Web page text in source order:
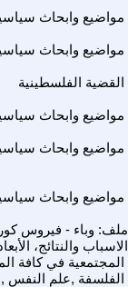
مواضيع وابحاث
مواضيع وابحاث
القضية الفلسطينية
مواضيع وابحاث
مواضيع وابحاث
مواضيع وابحاث
الاسباب والنتائج،
المجتمعية في كافة
الفلسفة ,علم النفس ,